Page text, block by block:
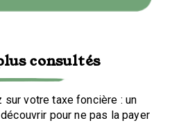
consultés
sur votre taxe foncière : un
pour ne pas la payer